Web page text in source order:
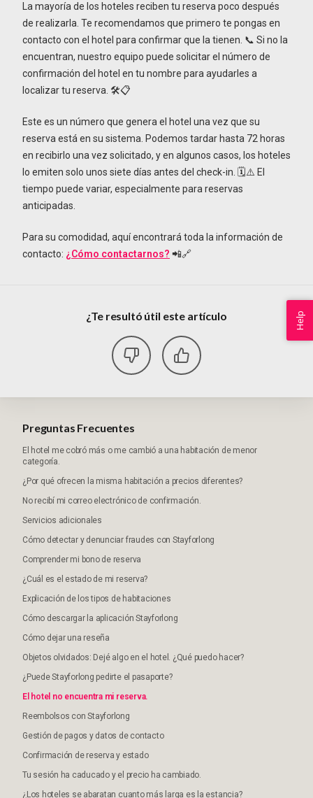
La mayoría de los hoteles reciben tu reserva poco después
de realizarla. Te recomendamos que primero te pongas en
contacto con el hotel para confirmar que la tienen. 📞 Si no la
encuentran, nuestro equipo puede solicitar el número de
confirmación del hotel en tu nombre para ayudarles a
localizar tu reserva. 🛠️📋
Este es un número que genera el hotel una vez que su
reserva está en su sistema. Podemos tardar hasta 72 horas
en recibirlo una vez solicitado, y en algunos casos, los hoteles
lo emiten solo unos siete días antes del check-in. 🗓️⚠️ El
tiempo puede variar, especialmente para reservas
anticipadas.
Para su comodidad, aquí encontrará toda la información de
contacto: ¿Cómo contactarnos? 📲🔗
¿Te resultó útil este artículo
Preguntas Frecuentes
El hotel me cobró más o me cambió a una habitación de menor
categoría.
¿Por qué ofrecen la misma habitación a precios diferentes?
No recibí mi correo electrónico de confirmación.
Servicios adicionales
Cómo detectar y denunciar fraudes con Stayforlong
Comprender mi bono de reserva
¿Cuál es el estado de mi reserva?
Explicación de los tipos de habitaciones
Cómo descargar la aplicación Stayforlong
Cómo dejar una reseña
Objetos olvidados: Dejé algo en el hotel. ¿Qué puedo hacer?
¿Puede Stayforlong pedirte el pasaporte?
El hotel no encuentra mi reserva.
Reembolsos con Stayforlong
Gestión de pagos y datos de contacto
Confirmación de reserva y estado
Tu sesión ha caducado y el precio ha cambiado.
¿Los hoteles se abaratan cuanto más larga es la estancia?
Help